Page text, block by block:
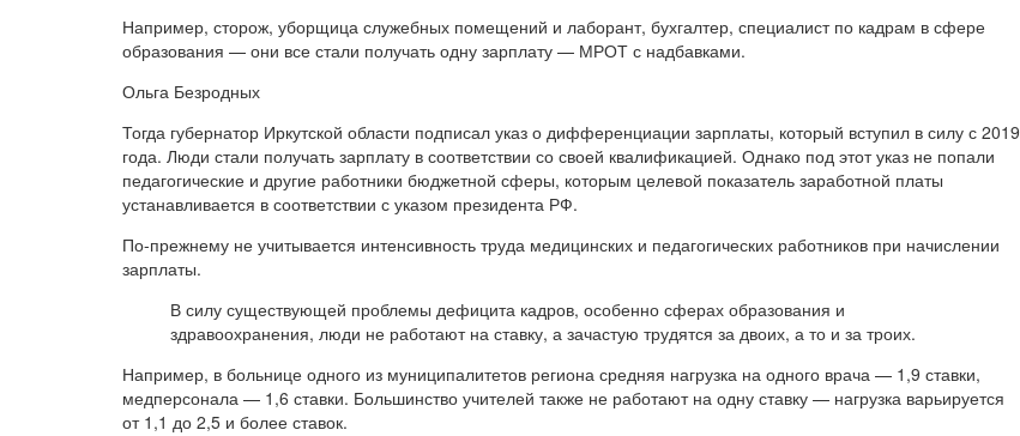
Например, сторож, уборщица служебных помещений и лаборант, бухгалтер, специалист по кадрам в сфере
образования — они все стали получать одну зарплату — МРОТ с надбавками.
Ольга Безродных
Тогда губернатор Иркутской области подписал указ о дифференциации зарплаты, который вступил в силу с 2019
года. Люди стали получать зарплату в соответствии со своей квалификацией. Однако под этот указ не попали
педагогические и другие работники бюджетной сферы, которым целевой показатель заработной платы
устанавливается в соответствии с указом президента РФ.
По-прежнему не учитывается интенсивность труда медицинских и педагогических работников при начислении
зарплаты.
В силу существующей проблемы дефицита кадров, особенно сферах образования и
здравоохранения, люди не работают на ставку, а зачастую трудятся за двоих, а то и за троих.
Например, в больнице одного из муниципалитетов региона средняя нагрузка на одного врача — 1,9 ставки,
медперсонала — 1,6 ставки. Большинство учителей также не работают на одну ставку — нагрузка варьируется
от 1,1 до 2,5 и более ставок.